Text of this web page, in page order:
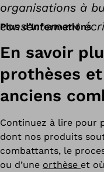
organisations à
consentement
Plus d’Informations
En savoir
prothèses
anciens
Continuez à lire pour
dont nos produits
combattants, le
ou d’une orthèse et